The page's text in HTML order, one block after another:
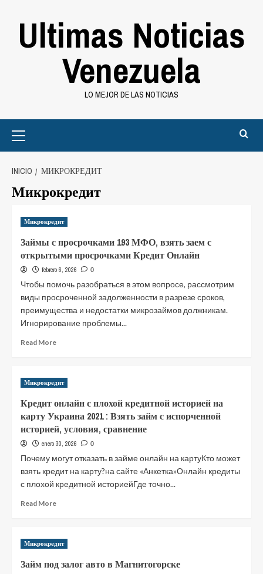
Ultimas Noticias
Venezuela
LO MEJOR DE LAS NOTICIAS
Menu
INICIO МИКРОКРЕДИТ
Микрокредит
Микрокредит
Займы с просрочками 193 МФО, взять заем с
открытыми просрочками Кредит Онлайн
febrero 6, 2026 0
Чтобы помочь разобраться в этом вопросе, рассмотрим
виды просроченной задолженности в разрезе сроков,
преимущества и недостатки микрозаймов должникам.
Игнорирование проблемы...
Read MoreRead
с
193
МФО,
взять
заем
открытыми
просрочками
Кредит
Микрокредит
Кредит онлайн с плохой кредитной историей на
карту Украина 2021 : Взять займ с испорченной
историей, условия, сравнение
enero 30, 2026 0
Почему могут отказать в займе онлайн на картуКто может
взять кредит на карту?на сайте «Анкетка»Онлайн кредиты
с плохой кредитной историейГде точно...
Read MoreRead
онлайн
плохой
Микрокредит
Займ под залог авто в Магнитогорске